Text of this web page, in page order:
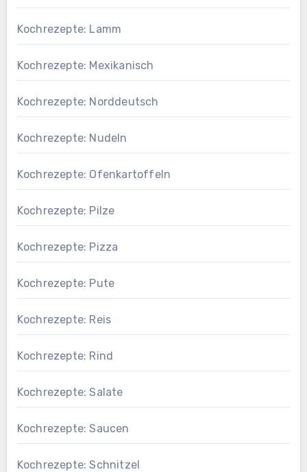
Kochrezepte: Lamm
Kochrezepte: Mexikanisch
Kochrezepte: Norddeutsch
Kochrezepte: Nudeln
Kochrezepte: Ofenkartoffeln
Kochrezepte: Pilze
Kochrezepte: Pizza
Kochrezepte: Pute
Kochrezepte: Reis
Kochrezepte: Rind
Kochrezepte: Salate
Kochrezepte: Saucen
Kochrezepte: Schnitzel